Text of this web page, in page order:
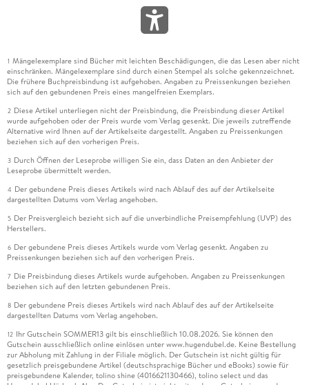
1 Mängelexemplare sind Bücher mit leichten Beschädigungen, die das Lesen aber nicht
einschränken. Mängelexemplare sind durch einen Stempel als solche gekennzeichnet.
Die frühere Buchpreisbindung ist aufgehoben. Angaben zu Preissenkungen beziehen
sich auf den gebundenen Preis eines mangelfreien Exemplars.
2 Diese Artikel unterliegen nicht der Preisbindung, die Preisbindung dieser Artikel
wurde aufgehoben oder der Preis wurde vom Verlag gesenkt. Die jeweils zutreffende
Alternative wird Ihnen auf der Artikelseite dargestellt. Angaben zu Preissenkungen
beziehen sich auf den vorherigen Preis.
3 Durch Öffnen der Leseprobe willigen Sie ein, dass Daten an den Anbieter der
Leseprobe übermittelt werden.
4 Der gebundene Preis dieses Artikels wird nach Ablauf des auf der Artikelseite
dargestellten Datums vom Verlag angehoben.
5 Der Preisvergleich bezieht sich auf die unverbindliche Preisempfehlung (UVP) des
Herstellers.
6 Der gebundene Preis dieses Artikels wurde vom Verlag gesenkt. Angaben zu
Preissenkungen beziehen sich auf den vorherigen Preis.
7 Die Preisbindung dieses Artikels wurde aufgehoben. Angaben zu Preissenkungen
beziehen sich auf den letzten gebundenen Preis.
8 Der gebundene Preis dieses Artikels wird nach Ablauf des auf der Artikelseite
dargestellten Datums vom Verlag angehoben.
12 Ihr Gutschein SOMMER13 gilt bis einschließlich 10.08.2026. Sie können den
Gutschein ausschließlich online einlösen unter www.hugendubel.de. Keine Bestellung
zur Abholung mit Zahlung in der Filiale möglich. Der Gutschein ist nicht gültig für
gesetzlich preisgebundene Artikel (deutschsprachige Bücher und eBooks) sowie für
preisgebundene Kalender, tolino shine (4016621130466), tolino select und das